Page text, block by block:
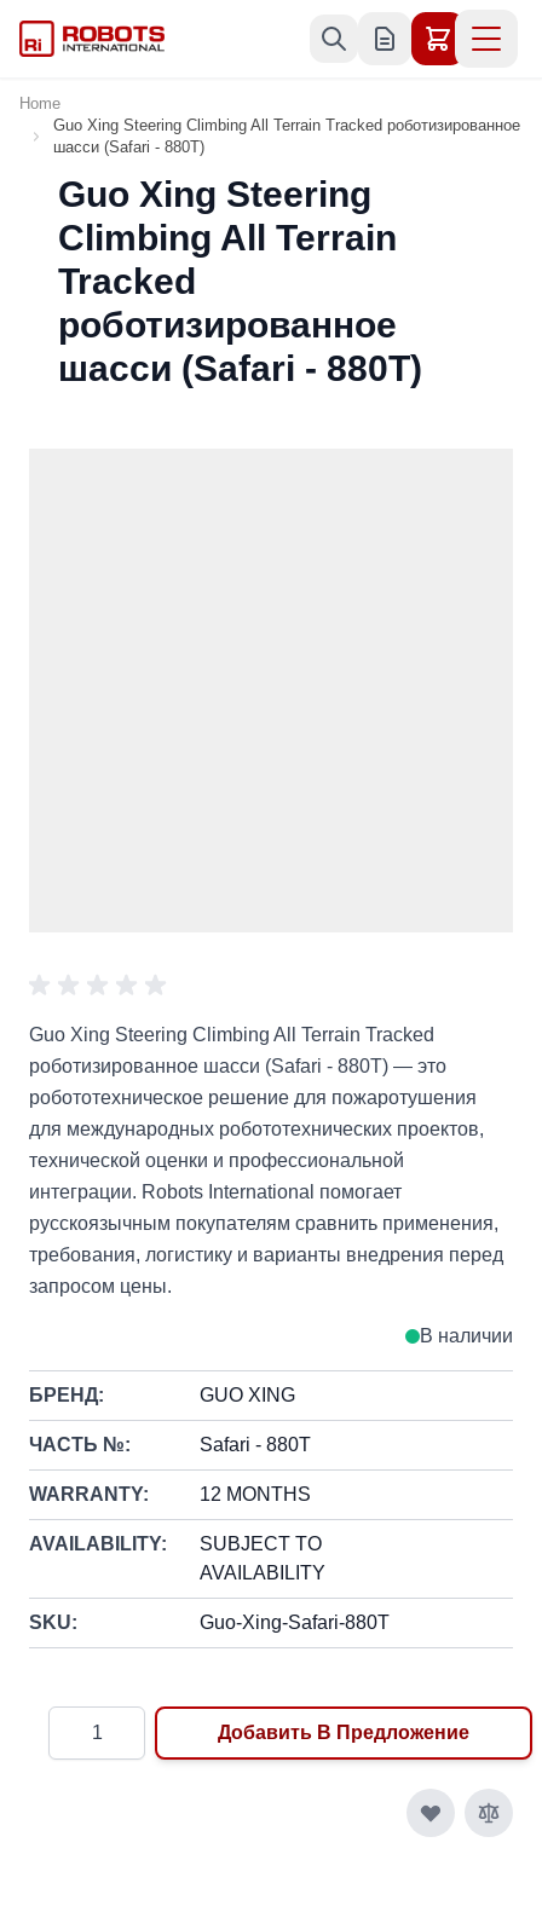
Home
Guo Xing Steering Climbing All Terrain Tracked роботизированное
шасси (Safari - 880T)
Guo Xing Steering
Climbing All Terrain
Tracked
роботизированное
шасси (Safari - 880T)
Guo Xing Steering Climbing All Terrain Tracked
роботизированное шасси (Safari - 880T) — это
робототехническое решение для пожаротушения
для международных робототехнических проектов,
технической оценки и профессиональной
интеграции. Robots International помогает
русскоязычным покупателям сравнить применения,
требования, логистику и варианты внедрения перед
запросом цены.
В наличии
БРЕНД: GUO XING
ЧАСТЬ №: Safari - 880T
WARRANTY: 12 MONTHS
AVAILABILITY:
SUBJECT TO
AVAILABILITY
SKU: Guo-Xing-Safari-880T
Добавить В Предложение